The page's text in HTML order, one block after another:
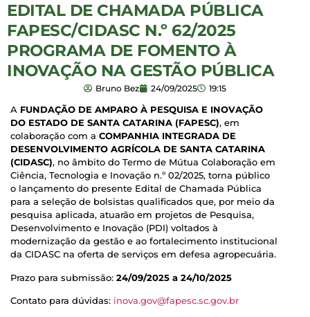
EDITAL DE CHAMADA PÚBLICA
FAPESC/CIDASC N.º 62/2025
PROGRAMA DE FOMENTO À
INOVAÇÃO NA GESTÃO PÚBLICA
Bruno Bez 24/09/2025 19:15
A FUNDAÇÃO DE AMPARO À PESQUISA E INOVAÇÃO
DO ESTADO DE SANTA CATARINA (FAPESC), em
colaboração com a COMPANHIA INTEGRADA DE
DESENVOLVIMENTO AGRÍCOLA DE SANTA CATARINA
(CIDASC), no âmbito do Termo de Mútua Colaboração em
Ciência, Tecnologia e Inovação n.º 02/2025, torna público
o lançamento do presente Edital de Chamada Pública
para a seleção de bolsistas qualificados que, por meio da
pesquisa aplicada, atuarão em projetos de Pesquisa,
Desenvolvimento e Inovação (PDI) voltados à
modernização da gestão e ao fortalecimento institucional
da CIDASC na oferta de serviços em defesa agropecuária.
Prazo para submissão: 24/09/2025 a 24/10/2025
Contato para dúvidas: inova.gov@fapesc.sc.gov.br